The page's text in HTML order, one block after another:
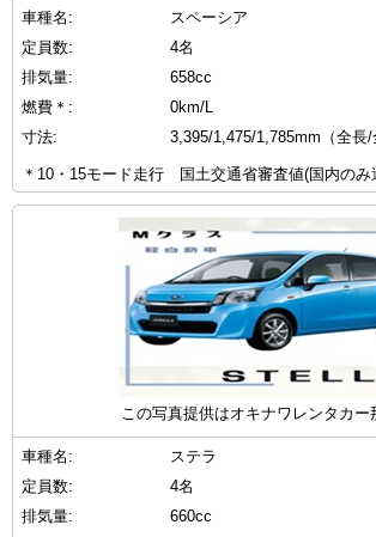
車種名:
スペーシア
定員数:
4名
排気量:
658cc
燃費＊:
0km/L
寸法:
3,395/1,475/1,785mm（全長/
＊10・15モード走行 国土交通省審査値(国内のみ
この写真提供はオキナワレンタカー
車種名:
ステラ
定員数:
4名
排気量:
660cc